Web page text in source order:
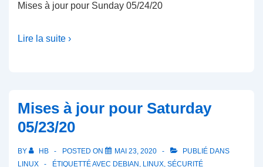
Mises à jour pour Sunday 05/24/20
Lire la suite ›
Mises à jour pour Saturday
05/23/20
BY HB POSTED ON MAI 23, 2020
PUBLIÉ DANS
LINUX
ÉTIQUETTÉ AVEC DEBIAN , LINUX, SÉCURITÉ